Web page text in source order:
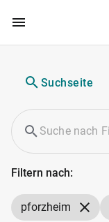
Zum Hauptinhalt
Suchseite
Filtern nach:
pforzheim